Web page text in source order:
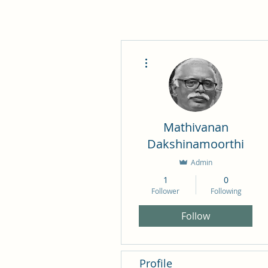
Mathivanan
Dakshinamoorthi
Admin
1
Follower
0
Following
Follow
Profile